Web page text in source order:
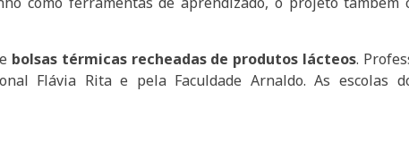
e bolsas térmicas recheadas de produtos lácteos.
Flávia Rita e pela Faculdade Arnaldo. As escolas